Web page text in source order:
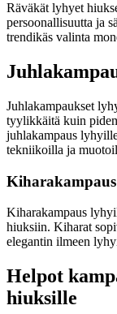
Räväkät lyhyet
persoonallisuutta ja
trendikäs valinta
Juhlakampaukset
tyylikkäitä kuin
juhlakampaus
tekniikoilla ja
Kiharakampaus
hiuksiin. Kiharat
elegantin ilmeen
Helpot
hiuksille